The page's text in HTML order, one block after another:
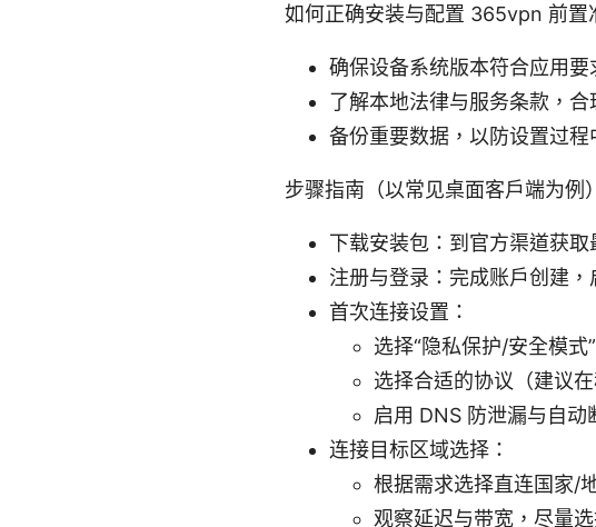
如何正确安装与配置 365vpn 前置
确保设备系统版本符合应用
了解本地法律与服务条款，合
备份重要数据，以防设置过程
步骤指南（以常见桌面客户端为例）
下载安装包：到官方渠道获
注册与登录：完成账户创建
首次连接设置：
选择“隐私保护/安全模式
选择合适的协议（建议
启用 DNS 防泄漏与自动
连接目标区域选择：
根据需求选择直连国家/
观察延迟与带宽，尽量